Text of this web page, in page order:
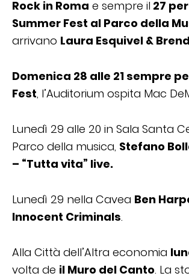
Rock in Roma e sempre il 27
Summer Fest al Parco della
arrivano Laura Esquivel &
Domenica 28 alle 21 sempre
Fest, l’Auditorium ospita Mac
Lunedì 29 alle 20 in Sala Santa
Parco della musica, Stefano
– “Tutta vita” live.
Lunedì 29 nella Cavea Ben
Innocent Criminals.
Alla Città dell’Altra economia
volta de il Muro del Canto. La